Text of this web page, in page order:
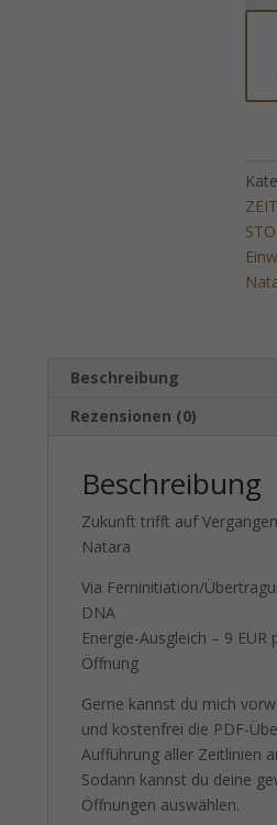
Beschreibung
Rezensionen (0)
Beschreibung
Zukunft trifft auf
Natara
Via Ferninitiation/
DNA
Energie-Ausgleich – 9 EUR
Öffnung
Gerne kannst du mich
und kostenfrei die PDF-
Aufführung aller Zeitlinien
Sodann kannst du deine
Öffnungen auswählen.